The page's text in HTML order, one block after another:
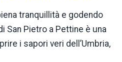
tranquillità e godendo
San Pietro a Pettine è una
i sapori veri dell’Umbria,